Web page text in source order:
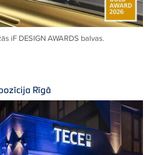
iF DESIGN AWARDS balvas.
Rīgā